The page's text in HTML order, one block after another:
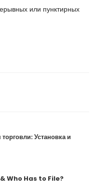
или пунктирных
Установка и
Who Has to File?